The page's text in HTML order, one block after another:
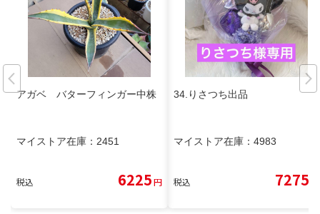
アガベ バターフィンガー中株
マイストア在庫： 2451
税込 6225円
34.りさつち出品
マイストア在庫： 4983
税込 7275